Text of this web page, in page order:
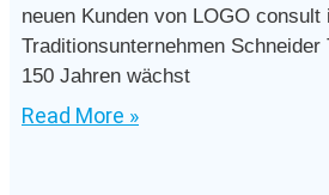
neuen Kunden von LOGO
Traditionsunternehmen
150 Jahren wächst
Read More »